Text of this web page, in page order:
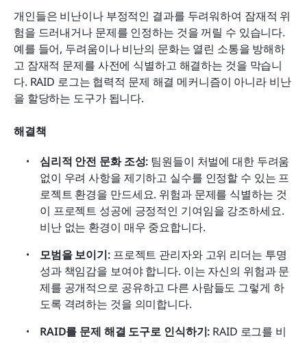
개인들은 비난이나 부정적인 결과를 두려워하여 잠재적 위
험을 드러내거나 문제를 인정하는 것을 꺼릴 수 있습니다.
예를 들어, 두려움이나 비난의 문화는 열린 소통을 방해하
고 잠재적 문제를 사전에 식별하고 해결하는 것을 막습니
다. RAID 로그는 협력적 문제 해결 메커니즘이 아니라 비난
을 할당하는 도구가 됩니다.
해결책
심리적 안전 문화 조성: 팀원들이 처벌에 대한 두려움
없이 우려 사항을 제기하고 실수를 인정할 수 있는 프
로젝트 환경을 만드세요. 위험과 문제를 식별하는 것
이 프로젝트 성공에 긍정적인 기여임을 강조하세요.
비난 없는 환경이 매우 중요합니다.
모범을 보이기: 프로젝트 관리자와 고위 리더는 투명
성과 책임감을 보여야 합니다. 이는 자신의 위험과 문
제를 공개적으로 공유하고 다른 사람들도 그렇게 하
도록 격려하는 것을 의미합니다.
RAID를 문제 해결 도구로 인식하기: RAID 로그를 비